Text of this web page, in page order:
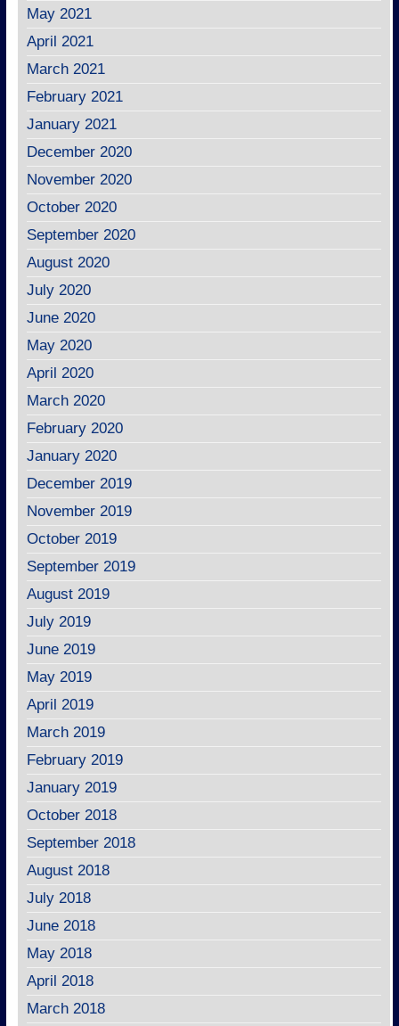
May 2021
April 2021
March 2021
February 2021
January 2021
December 2020
November 2020
October 2020
September 2020
August 2020
July 2020
June 2020
May 2020
April 2020
March 2020
February 2020
January 2020
December 2019
November 2019
October 2019
September 2019
August 2019
July 2019
June 2019
May 2019
April 2019
March 2019
February 2019
January 2019
October 2018
September 2018
August 2018
July 2018
June 2018
May 2018
April 2018
March 2018